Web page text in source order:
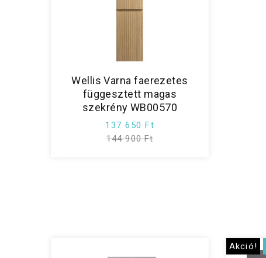
Wellis Varna faerezetes
függesztett magas
szekrény WB00570
137 650 Ft
144 900 Ft
Akció!